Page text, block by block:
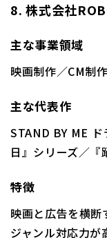
8. 株式会社
主な事業領域
映画制作／CM制
主な代表作
STAND BY ME ド
日』シリーズ／
特徴
映画と広告を横断
ジャンル対応力が